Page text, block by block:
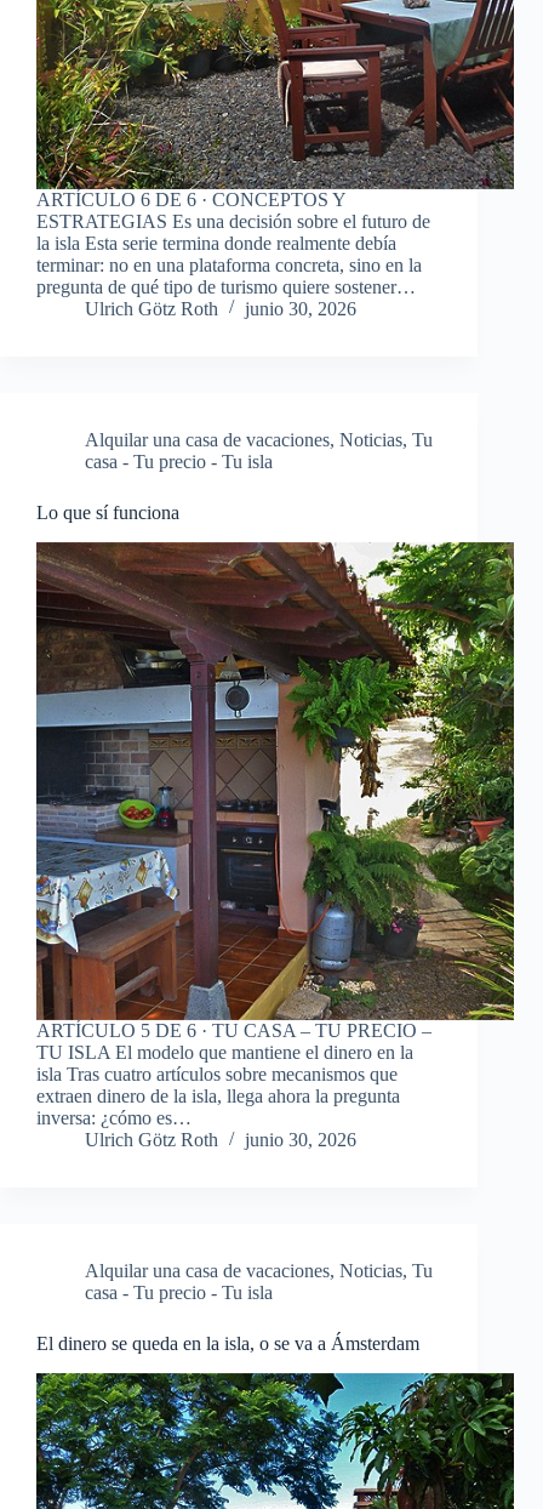
ARTÍCULO 6 DE 6 · CONCEPTOS Y
ESTRATEGIAS Es una decisión sobre el futuro de
la isla Esta serie termina donde realmente debía
terminar: no en una plataforma concreta, sino en la
pregunta de qué tipo de turismo quiere sostener…
Ulrich Götz Roth
junio 30, 2026
Alquilar una casa de vacaciones, Noticias, Tu
casa - Tu precio - Tu isla
Lo que sí funciona
ARTÍCULO 5 DE 6 · TU CASA – TU PRECIO –
TU ISLA El modelo que mantiene el dinero en la
isla Tras cuatro artículos sobre mecanismos que
extraen dinero de la isla, llega ahora la pregunta
inversa: ¿cómo es…
Ulrich Götz Roth
junio 30, 2026
Alquilar una casa de vacaciones, Noticias, Tu
casa - Tu precio - Tu isla
El dinero se queda en la isla, o se va a Ámsterdam